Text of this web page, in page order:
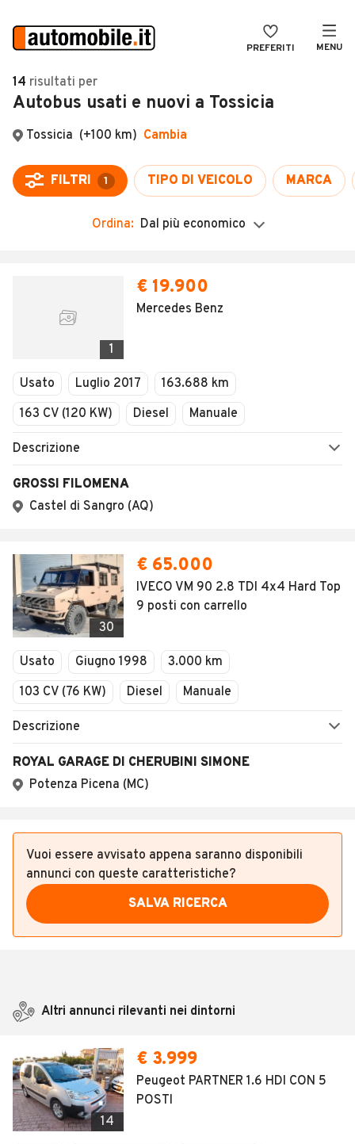
PREFERITI MENU
Auto
Auto usate
Auto Km 0
Auto Nuove
Noleggio a lungo termine
Camper
Veicoli Commerciali
Concessionari
VENDI
MAGAZINE
ACCEDI
14 risultati per
Autobus usati e nuovi a Tossicia
Ordina: Dal più economico
1
€ 19.900
Mercedes Benz
Usato Luglio 2017
163.688 km
163 CV (120 KW)
Diesel Manuale
Descrizione
GROSSI FILOMENA
Castel di Sangro (AQ)
30
€ 65.000
IVECO VM 90 2.8 TDI 4x4 Hard Top
9 posti con carrello
Usato Giugno 1998
3.000 km
103 CV (76 KW)
Diesel Manuale
Descrizione
ROYAL GARAGE DI CHERUBINI SIMONE
Potenza Picena (MC)
Vuoi essere avvisato appena saranno disponibili
annunci con queste caratteristiche?
SALVA RICERCA
Altri annunci rilevanti nei dintorni
14
€ 3.999
Peugeot PARTNER 1.6 HDI CON 5
POSTI